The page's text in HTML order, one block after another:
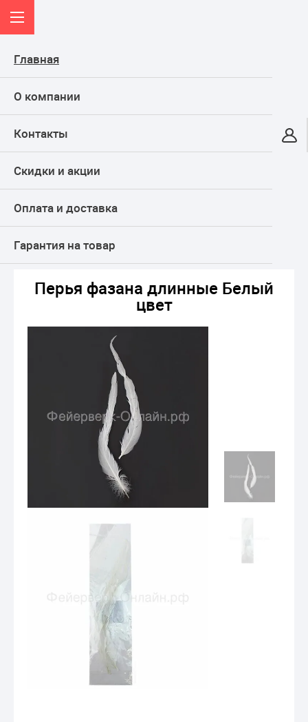
Главная
О компании
Контакты
Скидки и акции
Оплата и доставка
Гарантия на товар
Онлайн-гипермаркет
КАТАЛОГ
Воздушные шары
Декор для шаров
Перья фазана длинные Белый цвет
Перья фазана длинные Белый
цвет